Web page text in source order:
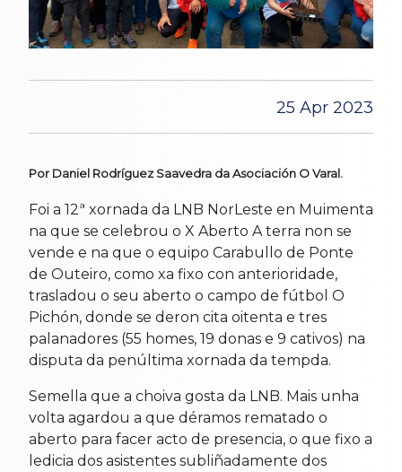
25 Apr 2023
Por Daniel Rodríguez Saavedra da Asociación O Varal.
Foi a 12ª xornada da LNB NorLeste en Muimenta
na que se celebrou o X Aberto A terra non se
vende e na que o equipo Carabullo de Ponte
de Outeiro, como xa fixo con anterioridade,
trasladou o seu aberto o campo de fútbol O
Pichón, donde se deron cita oitenta e tres
palanadores (55 homes, 19 donas e 9 cativos) na
disputa da penúltima xornada da tempda.
Semella que a choiva gosta da LNB. Mais unha
volta agardou a que déramos rematado o
aberto para facer acto de presencia, o que fixo a
ledicia dos asistentes subliñadamente dos